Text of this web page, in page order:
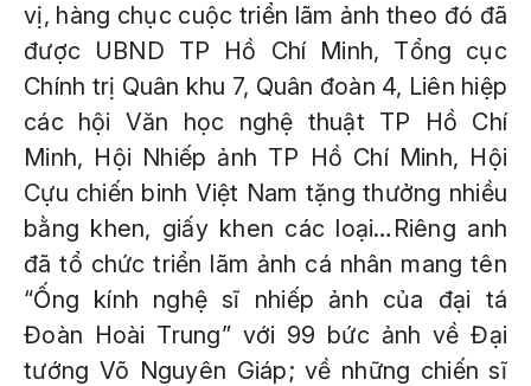
vị, hàng chục cuộc triển lãm ảnh theo đó đã
được UBND TP Hồ Chí Minh, Tổng cục
Chính trị Quân khu 7, Quân đoàn 4, Liên hiệp
các hội Văn học nghệ thuật TP Hồ Chí
Minh, Hội Nhiếp ảnh TP Hồ Chí Minh, Hội
Cựu chiến binh Việt Nam tặng thưởng nhiều
bằng khen, giấy khen các loại…Riêng anh
đã tổ chức triển lãm ảnh cá nhân mang tên
“Ống kính nghệ sĩ nhiếp ảnh của đại tá
Đoàn Hoài Trung” với 99 bức ảnh về Đại
tướng Võ Nguyên Giáp; về những chiến sĩ